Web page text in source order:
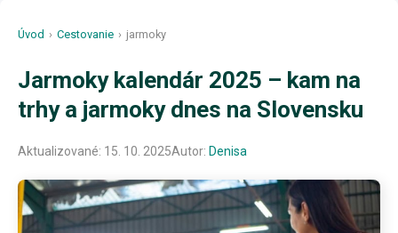
Úvod › Cestovanie › jarmoky
Jarmoky kalendár 2025 – kam na
trhy a jarmoky dnes na Slovensku
Aktualizované: 15. 10. 2025Autor: Denisa